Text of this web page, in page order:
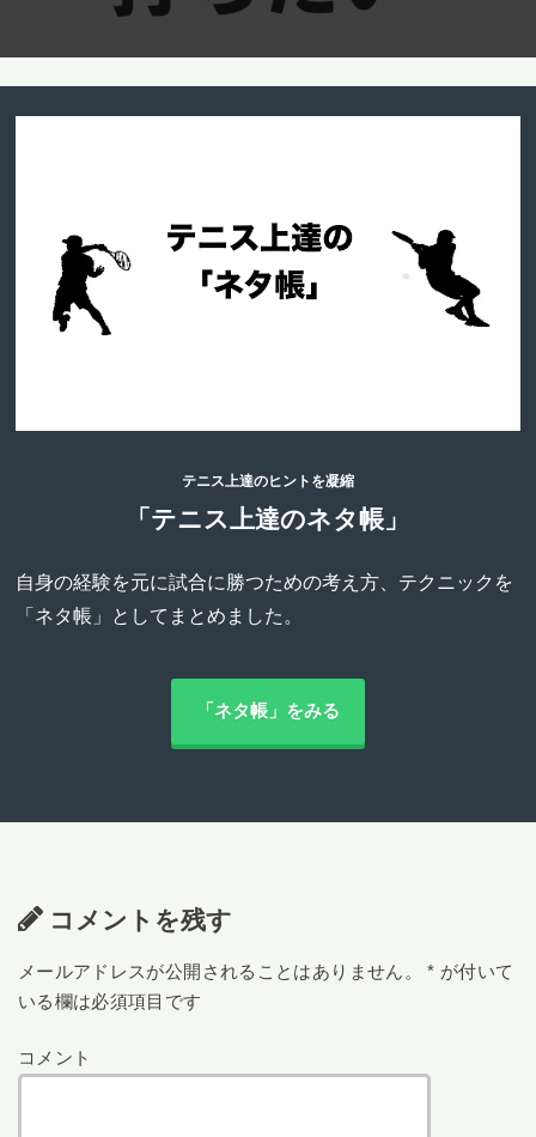
テニス上達のヒントを凝縮
「テニス上達のネタ帳」
自身の経験を元に試合に勝つための考え方、テクニックを
「ネタ帳」としてまとめました。
「ネタ帳」をみる
コメントを残す
メールアドレスが公開されることはありません。 * が付いて
いる欄は必須項目です
コメント